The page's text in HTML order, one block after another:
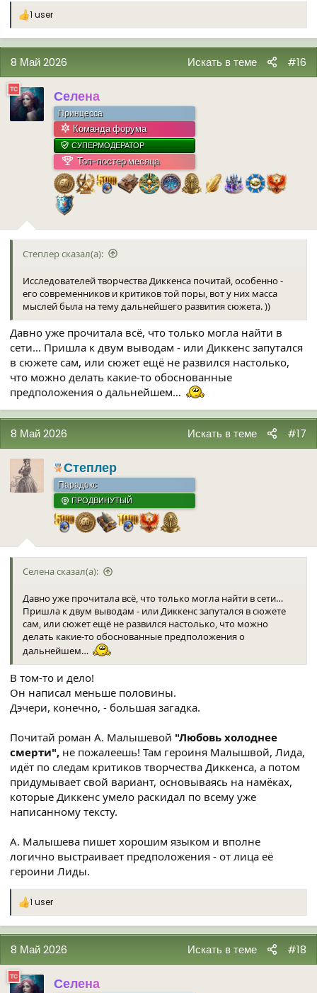
Р
е
а
ц
и
и
:
1 user
8 Май 2026 Искать в теме #16
Селена
Принцесса
Команда форума
СУПЕРМОДЕРАТОР
Топ-постер месяца
Степлер сказал(а):
Исследователей творчества Диккенса почитай, особенно -
его современников и критиков той поры, вот у них масса
мыслей была на тему дальнейшего развития сюжета. ))
Давно уже прочитала всё, что только могла найти в
сети… Пришла к двум выводам - или Диккенс запутался
в сюжете сам, или сюжет ещё не развился настолько,
что можно делать какие-то обоснованные
предположения о дальнейшем…
8 Май 2026 Искать в теме #17
Степлер
Парадокс
ПРОДВИНУТЫЙ
Селена сказал(а):
Давно уже прочитала всё, что только могла найти в сети…
Пришла к двум выводам - или Диккенс запутался в сюжете
сам, или сюжет ещё не развился настолько, что можно
делать какие-то обоснованные предположения о
дальнейшем…
В том-то и дело!
Он написал меньше половины.
Дэчери, конечно, - большая загадка.
Почитай роман А. Малышевой "Любовь холоднее
смерти", не пожалеешь! Там героиня Малышвой, Лида,
идёт по следам критиков творчества Диккенса, а потом
придумывает свой вариант, основываясь на намёках,
которые Диккенс умело раскидал по всему уже
написанному тексту.
А. Малышева пишет хорошим языком и вполне
логично выстраивает предположения - от лица её
героини Лиды.
Р
е
а
ц
и
и
:
1 user
8 Май 2026 Искать в теме #18
Селена